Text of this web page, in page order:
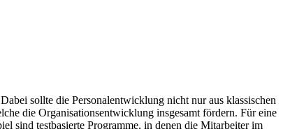
sollte die Personalentwicklung nicht nur aus klassischen
die Organisationsentwicklung insgesamt fördern. Für eine
sind testbasierte Programme, in denen die Mitarbeiter im